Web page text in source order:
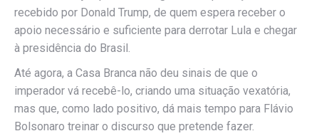
recebido por Donald Trump, de quem espera receber o
apoio necessário e suficiente para derrotar Lula e chegar
à presidência do Brasil.
Até agora, a Casa Branca não deu sinais de que o
imperador vá recebê-lo, criando uma situação vexatória,
mas que, como lado positivo, dá mais tempo para Flávio
Bolsonaro treinar o discurso que pretende fazer.